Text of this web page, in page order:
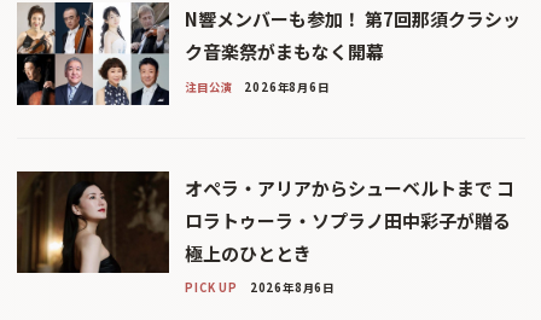
N響メンバーも参加！ 第7回那須クラシッ
ク音楽祭がまもなく開幕
注目公演 2026年8月6日
オペラ・アリアからシューベルトまで コ
ロラトゥーラ・ソプラノ田中彩子が贈る
極上のひととき
PICK UP 2026年8月6日